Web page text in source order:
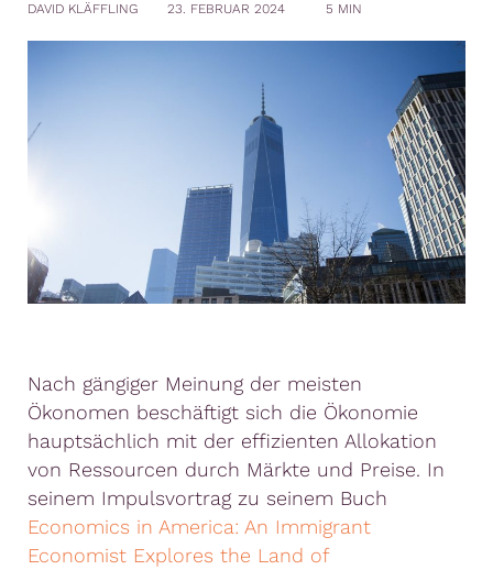
DAVID KLÄFFLING 23. FEBRUAR 2024 5 MIN
Nach gängiger Meinung der meisten
Ökonomen beschäftigt sich die Ökonomie
hauptsächlich mit der effizienten Allokation
von Ressourcen durch Märkte und Preise. In
seinem Impulsvortrag zu seinem Buch
Economics in America: An Immigrant
Economist Explores the Land of